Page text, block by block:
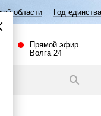
единства народов России
Прямой эфир.
Волга 24